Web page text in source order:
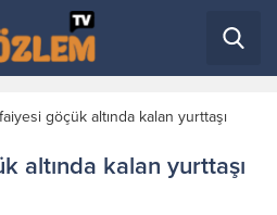
göçük altında kalan yurttaşı
altında kalan yurttaşı